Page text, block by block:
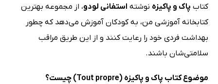
کتاب پاک و پاکیزه نوشته استفانی لودو، از مجموعه بهترین
کتابخانه آموزشی من، به کودکان آموزش می‌دهد که چطور
بهداشت فردی خود را رعایت کنند و از این طریق مراقب
سلامتی‌شان باشند.
موضوع کتاب پاک و پاکیزه (Tout propre) چیست؟